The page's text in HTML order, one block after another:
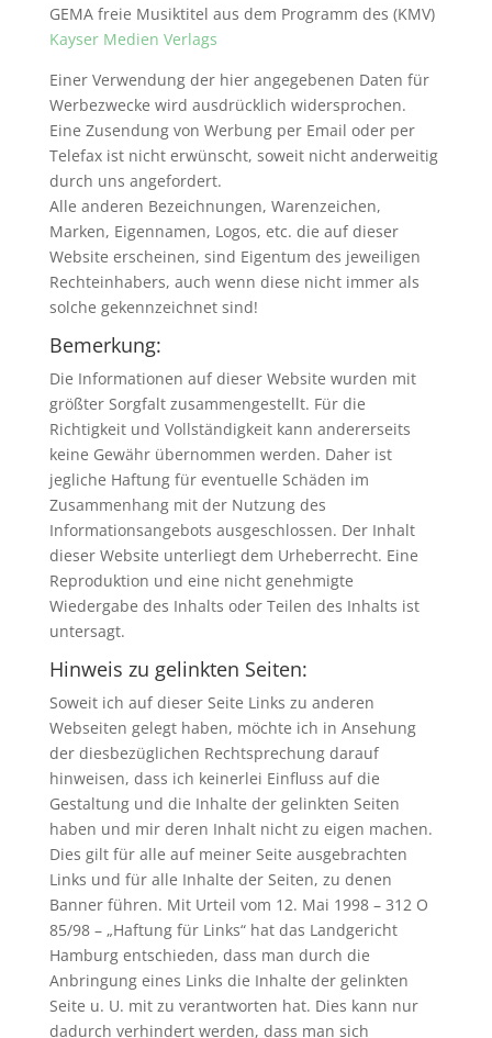
GEMA freie Musiktitel aus dem Programm des (KMV)
Kayser Medien Verlags
Einer Verwendung der hier angegebenen Daten für
Werbezwecke wird ausdrücklich widersprochen.
Eine Zusendung von Werbung per Email oder per
Telefax ist nicht erwünscht, soweit nicht anderweitig
durch uns angefordert.
Alle anderen Bezeichnungen, Warenzeichen,
Marken, Eigennamen, Logos, etc. die auf dieser
Website erscheinen, sind Eigentum des jeweiligen
Rechteinhabers, auch wenn diese nicht immer als
solche gekennzeichnet sind!
Bemerkung:
Die Informationen auf dieser Website wurden mit
größter Sorgfalt zusammengestellt. Für die
Richtigkeit und Vollständigkeit kann andererseits
keine Gewähr übernommen werden. Daher ist
jegliche Haftung für eventuelle Schäden im
Zusammenhang mit der Nutzung des
Informationsangebots ausgeschlossen. Der Inhalt
dieser Website unterliegt dem Urheberrecht. Eine
Reproduktion und eine nicht genehmigte
Wiedergabe des Inhalts oder Teilen des Inhalts ist
untersagt.
Hinweis zu gelinkten Seiten:
Soweit ich auf dieser Seite Links zu anderen
Webseiten gelegt haben, möchte ich in Ansehung
der diesbezüglichen Rechtsprechung darauf
hinweisen, dass ich keinerlei Einfluss auf die
Gestaltung und die Inhalte der gelinkten Seiten
haben und mir deren Inhalt nicht zu eigen machen.
Dies gilt für alle auf meiner Seite ausgebrachten
Links und für alle Inhalte der Seiten, zu denen
Banner führen. Mit Urteil vom 12. Mai 1998 – 312 O
85/98 – „Haftung für Links“ hat das Landgericht
Hamburg entschieden, dass man durch die
Anbringung eines Links die Inhalte der gelinkten
Seite u. U. mit zu verantworten hat. Dies kann nur
dadurch verhindert werden, dass man sich